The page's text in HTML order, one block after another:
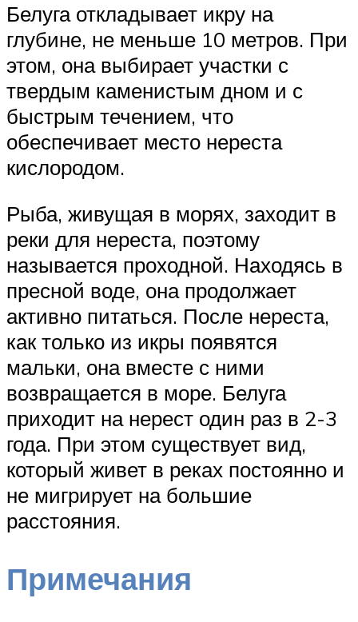
Белуга откладывает икру на
глубине, не меньше 10 метров. При
этом, она выбирает участки с
твердым каменистым дном и с
быстрым течением, что
обеспечивает место нереста
кислородом.
Рыба, живущая в морях, заходит в
реки для нереста, поэтому
называется проходной. Находясь в
пресной воде, она продолжает
активно питаться. После нереста,
как только из икры появятся
мальки, она вместе с ними
возвращается в море. Белуга
приходит на нерест один раз в 2-3
года. При этом существует вид,
который живет в реках постоянно и
не мигрирует на большие
расстояния.
Примечания